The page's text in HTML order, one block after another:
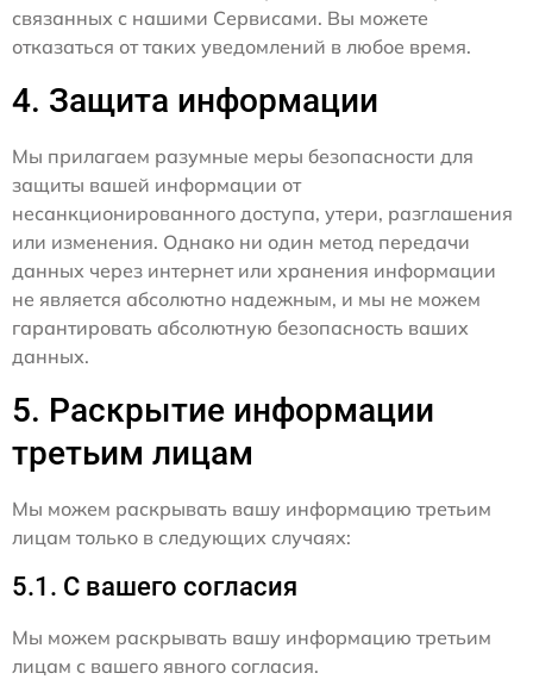
связанных с нашими Сервисами. Вы можете
отказаться от таких уведомлений в любое время.
4. Защита информации
Мы прилагаем разумные меры безопасности для
защиты вашей информации от
несанкционированного доступа, утери, разглашения
или изменения. Однако ни один метод передачи
данных через интернет или хранения информации
не является абсолютно надежным, и мы не можем
гарантировать абсолютную безопасность ваших
данных.
5. Раскрытие информации
третьим лицам
Мы можем раскрывать вашу информацию третьим
лицам только в следующих случаях:
5.1. С вашего согласия
Мы можем раскрывать вашу информацию третьим
лицам с вашего явного согласия.